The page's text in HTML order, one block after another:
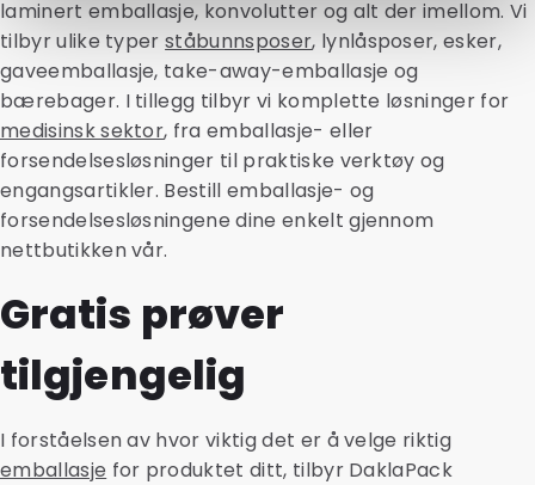
laminert emballasje, konvolutter og alt der imellom. Vi
tilbyr ulike typerståbunnsposer, lynlåsposer, esker,
gaveemballasje, take-away-emballasje og
bærebager. I tillegg tilbyr vi komplette løsninger for
medisinsk sektor, fra emballasje- eller
forsendelsesløsninger til praktiske verktøy og
engangsartikler. Bestill emballasje- og
forsendelsesløsningene dine enkelt gjennom
nettbutikken vår.
Gratis prøver
tilgjengelig
I forståelsen av hvor viktig det er å velge riktig
emballasje for produktet ditt, tilbyr DaklaPack